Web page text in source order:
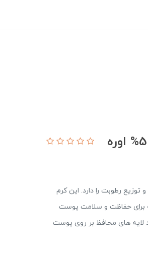
رطوبت را دارد. این کرم
برای حفاظت و سلامت پوست
لایه های محافظ بر روی پوست